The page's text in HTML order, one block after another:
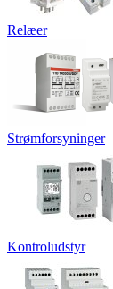
Relæer
Strømforsyninger
Kontroludstyr